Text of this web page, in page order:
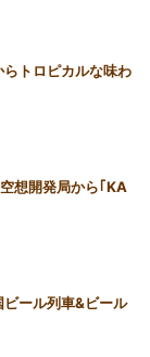
らトロピカルな味わ
想開発局から｢KA
ール列車&ビール